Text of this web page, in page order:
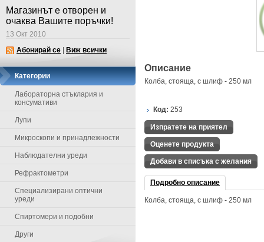
Магазинът е отворен и
очаква Вашите поръчки!
13 Окт 2010
Абонирай се
Виж всички
Категории
Лабораторна стъклария и
консумативи
Лупи
Микроскопи и принадлежности
Наблюдателни уреди
Рефрактометри
Специализирани оптични
уреди
Спиртомери и подобни
Други
Описание
Колба, стояща, с шлиф - 250 мл
Код: 253
Изпратете на приятел
Оценете продукта
Добави в списъка с желания
Подробно описание
Колба, стояща, с шлиф - 250 мл